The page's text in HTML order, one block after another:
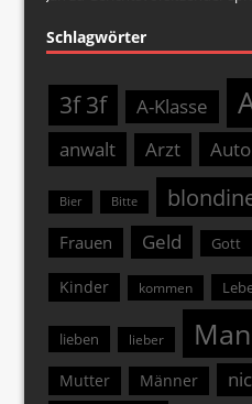
Schlagwörter
3f 3f A-Klasse
anwalt Arzt Auto
Bier Bitte
Frauen Geld Gott
Kinder kommen
lieben lieber
Mutter Männer